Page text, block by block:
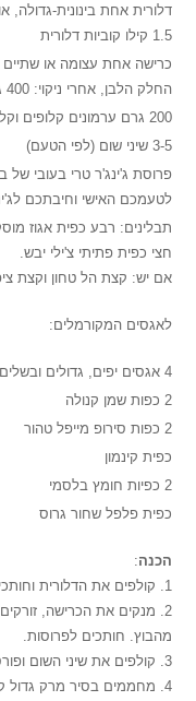
1.5 קילו קוביות דלורית
כרישה אחת עצומה או
החלק הלבן, אחרי ניקוי: 400 גרם)
200 גרם ערמונים קלופים וקלויים
3-5 שיני שום (לפי הטעם)
פרוסת ג'ינג'ר טרי בעובי
לטעמכם האישי וחיבתכם
תבלינים: רבע כפית אגוז
חצי כפית פתיתי צ'ילי יבש.
אם יש: קצת הל טחון וקצת
לאגסים המקורמלים:
4 אגסים יפים, גדולים ובשלים
2 כפות שמן קנולה
2 כפות סירופ מייפל טהור
כפית קינמון
2 כפיות חומץ בלסמי
כפית פלפל שחור גרוס
הכנה:
1. קולפים את הדלורית וחותכים אותה לקוביות לפי ההסבר בהתחלה
2. מנקים את הכרישה,
מהבוץ. חותכים לפרוסות.
3. קולפים את שיני השום ופורסים גם אותן לפרוסות גדולות.
4. מחממים בסיר מרק גדול